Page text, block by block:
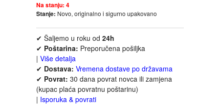
INTERNET I RAČUNARI
ISTORIJSKI
KLASICI
KNJIGE ZA DECU
Na stanju: 4
Stanje: Novo, originalno i sigurno upakovano
✔ Šaljemo u roku od 24h
✔ Poštarina: Preporučena pošiljka
| Više detalja
✔ Dostava: Vremena dostave po državama
✔ Povrat: 30 dana povrat novca ili zamjena
(kupac plaća povratnu poštarinu)
| Isporuka & povrati